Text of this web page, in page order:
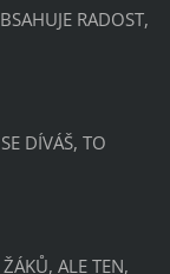
RADOST,
DÍVÁŠ, TO
ALE TEN,